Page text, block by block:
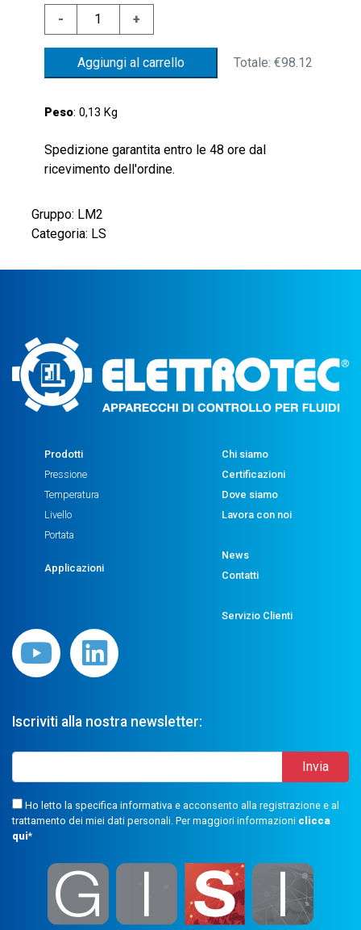
-
LIVEL.FL.18X1,5
ALL.MIN.200SC.
GALL.
NBR
+
Aggiungi al carrello Totale:€98.12
Peso: 0,13 Kg
Spedizione garantita entro le 48 ore dal
ricevimento dell'ordine.
Gruppo: LM2
Categoria: LS
Prodotti
Pressione
Temperatura
Livello
Portata
Applicazioni
Chi siamo
Certificazioni
Dove siamo
Lavora con noi
News
Contatti
Servizio Clienti
Iscriviti alla nostra newsletter:
Ho letto la specifica informativa e acconsento alla registrazione e al
trattamento dei miei dati personali. Per maggiori informazioni clicca
qui*